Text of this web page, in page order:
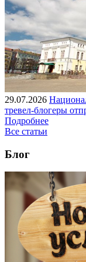
29.07.2026
тревел-блогеры
Подробнее
Все статьи
Блог